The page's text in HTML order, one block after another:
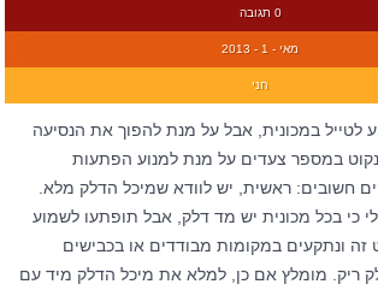
0 תגובה
מאי - 1 - 2013
חני
לטייל במכונית, אבל על מנת להפוך את הנסיעה
לנקוט במספר צעדים על מנת למנוע הפתעות
חשובים: ראשית, יש לוודא שמיכל הדלק מלא.
כי בכל מכונית יש מד דלק, אבל תופתעו לשמוע
זה ונתקעים במקומות מבודדים או בכבישים
ריק. מומלץ אם כן, למלא את מיכל הדלק מיד עם